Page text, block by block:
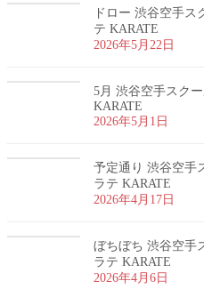
ドロー 渋谷空手
テ KARATE
2026年5月22日
5月 渋谷空手スク
KARATE
2026年5月1日
予定通り 渋谷空手
ラテ KARATE
2026年4月17日
ぼちぼち 渋谷空手
ラテ KARATE
2026年4月6日